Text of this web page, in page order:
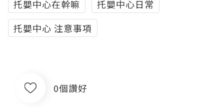
托嬰中心在幹嘛
托嬰中心日常
托嬰中心 注意事項
0個讚好